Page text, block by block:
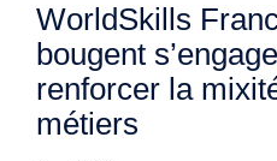
WorldSkills
bougent
renforcer la
métiers